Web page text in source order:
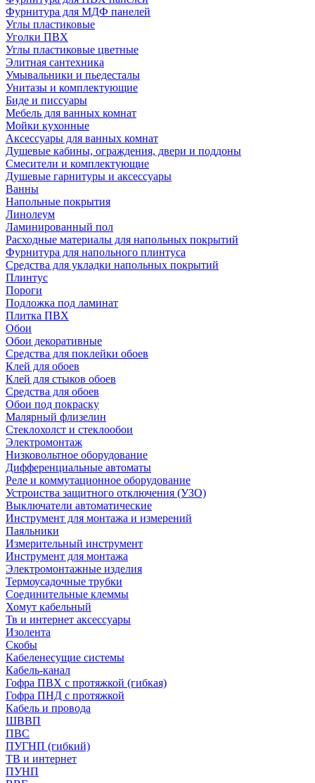
Фурнитура для МДФ панелей
Углы пластиковые
Уголки ПВХ
Углы пластиковые цветные
Элитная сантехника
Умывальники и пьедесталы
Унитазы и комплектующие
Биде и писсуары
Мебель для ванных комнат
Мойки кухонные
Аксессуары для ванных комнат
Душевые кабины, ограждения, двери и поддоны
Смесители и комплектующие
Душевые гарнитуры и аксессуары
Ванны
Напольные покрытия
Линолеум
Ламинированный пол
Расходные материалы для напольных покрытий
Фурнитура для напольного плинтуса
Средства для укладки напольных покрытий
Плинтус
Пороги
Подложка под ламинат
Плитка ПВХ
Обои
Обои декоративные
Средства для поклейки обоев
Клей для обоев
Клей для стыков обоев
Средства для обоев
Обои под покраску
Малярный флизелин
Стеклохолст и стеклообои
Электромонтаж
Низковольтное оборудование
Дифференциальные автоматы
Реле и коммутационное оборудование
Устроиства защитного отключения (УЗО)
Выключатели автоматические
Инструмент для монтажа и измерений
Паяльники
Измерительный инструмент
Инструмент для монтажа
Электромонтажные изделия
Термоусадочные трубки
Соединительные клеммы
Хомут кабельный
Тв и интернет аксессуары
Изолента
Скобы
Кабеленесущие системы
Кабель-канал
Гофра ПВХ с протяжкой (гибкая)
Гофра ПНД с протяжкой
Кабель и провода
ШВВП
ПВС
ПУГНП (гибкий)
ТВ и интернет
ПУНП